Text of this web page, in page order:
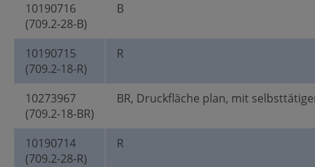
10190716
(709.2-28-B)
B
10190715
(709.2-18-R)
R
10273967
(709.2-18-BR)
BR, Druckfläche plan, mit
10190714
(709.2-28-R)
R